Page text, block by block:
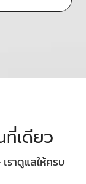
ที่เดียว
ราดูแลให้ครบ